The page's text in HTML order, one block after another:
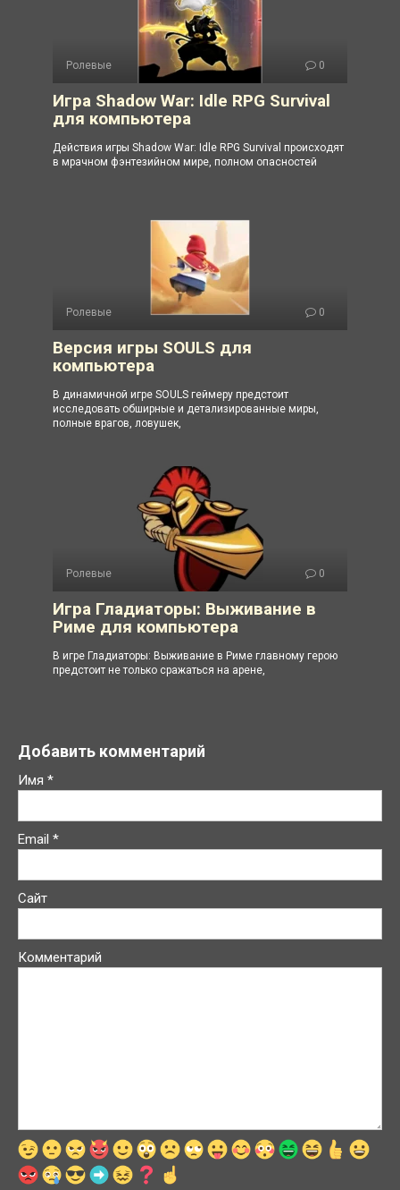
Ролевые 0
Игра Shadow War: Idle RPG Survival
для компьютера
Действия игры Shadow War: Idle RPG Survival происходят
в мрачном фэнтезийном мире, полном опасностей
Ролевые 0
Версия игры SOULS для
компьютера
В динамичной игре SOULS геймеру предстоит
исследовать обширные и детализированные миры,
полные врагов, ловушек,
Ролевые 0
Игра Гладиаторы: Выживание в
Риме для компьютера
В игре Гладиаторы: Выживание в Риме главному герою
предстоит не только сражаться на арене,
Добавить комментарий
Имя *
Email *
Сайт
Комментарий